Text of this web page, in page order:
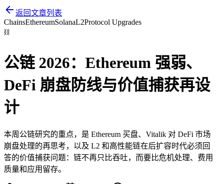
返回文章列表
ChainsEthereumSolanaL2Protocol Upgrades
⛓️
公链 2026：Ethereum 强弱、
DeFi 崩盘防线与价值捕获再设
计
本周公链研究的重点，是 Ethereum 买盘、Vitalik 对 DeFi 市场
崩盘处理的再思考，以及 L2 和高性能链在后扩容时代必须回
答的价值捕获问题：链不再只比吞吐，而要比危机处理、费用
质量和应用留存。